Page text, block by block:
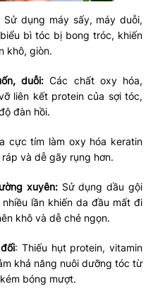
Sử dụng máy sấy, máy duỗi,
bì tóc bị bong tróc, khiến
khô, giòn.
duỗi: Các chất oxy hóa,
liên kết protein của sợi tóc,
đàn hồi.
cực tím làm oxy hóa keratin
và dễ gãy rụng hơn.
xuyên:Sử dụng dầu gội
lần khiến da đầu mất đi
khô và dễ chẻ ngọn.
: Thiếu hụt protein, vitamin
khả năng nuôi dưỡng tóc từ
bóng mượt.